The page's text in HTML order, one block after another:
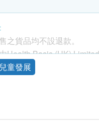
之貨品均不設退款。
Health Basis (HK)
爭議，Health Basis (HK)
童發展